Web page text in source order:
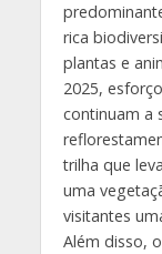
rica
plantas e
2025,
continuam a
trilha que
uma
visitantes
Além disso,